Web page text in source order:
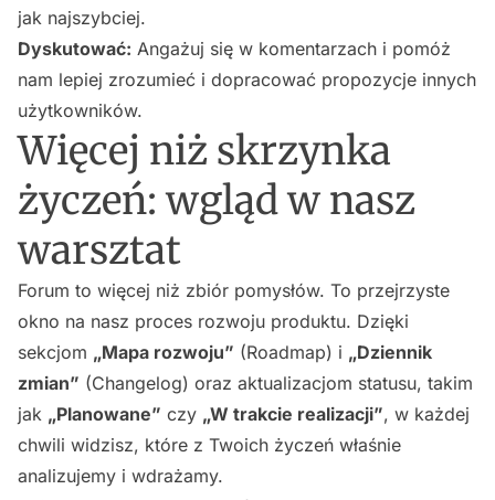
jak najszybciej.
Dyskutować: Angażuj się w komentarzach i pomóż
nam lepiej zrozumieć i dopracować propozycje innych
użytkowników.
Więcej niż skrzynka
życzeń: wgląd w nasz
warsztat
Forum to więcej niż zbiór pomysłów. To przejrzyste
okno na nasz proces rozwoju produktu. Dzięki
sekcjom „Mapa rozwoju” (Roadmap) i „Dziennik
zmian” (Changelog) oraz aktualizacjom statusu, takim
jak „Planowane” czy „W trakcie realizacji”, w każdej
chwili widzisz, które z Twoich życzeń właśnie
analizujemy i wdrażamy.